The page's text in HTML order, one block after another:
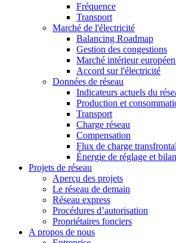
Fréquence
Transport
Marché de l'électricité
Balancing Roadmap
Gestion des congestions
Marché intérieur
Accord sur l'électricité
Données de réseau
Indicateurs actuels du
Production et
Transport
Charge réseau
Compensation
Flux de charge
Énergie de réglage et
Projets de réseau
Aperçu des projets
Le réseau de demain
Réseau express
Procédures d’autorisation
Propriétaires fonciers
A propos de nous